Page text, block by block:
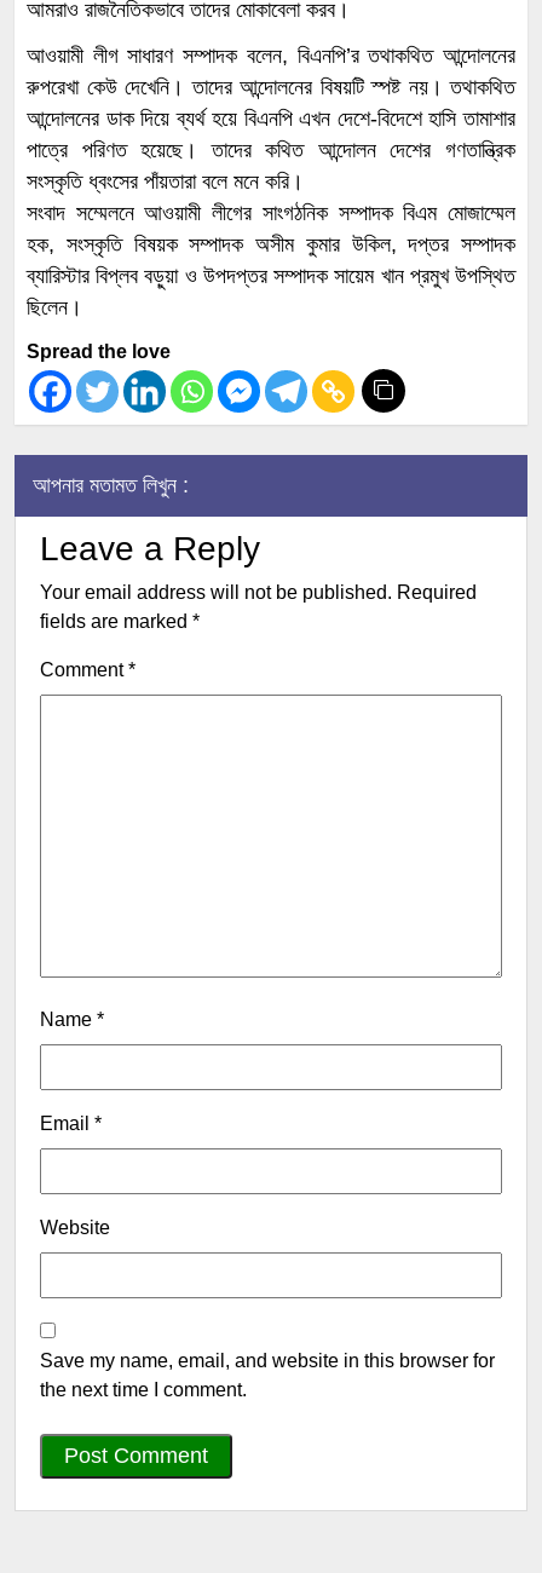
কোন গ্রুপ বা কোম্পানির অর্থ বা কোন স্পন্সরের অর্থদ্বারা
পরিচালিত নয়।
আমরাও রাজনৈতিকভাবে তাদের মোকাবেলা করব।
আওয়ামী লীগ সাধারণ সম্পাদক বলেন, বিএনপি’র তথাকথিত আন্দোলনের
রুপরেখা কেউ দেখেনি। তাদের আন্দোলনের বিষয়টি স্পষ্ট নয়। তথাকথিত
আন্দোলনের ডাক দিয়ে ব্যর্থ হয়ে বিএনপি এখন দেশে-বিদেশে হাসি তামাশার
পাত্রে পরিণত হয়েছে। তাদের কথিত আন্দোলন দেশের গণতান্ত্রিক
সংস্কৃতি ধ্বংসের পাঁয়তারা বলে মনে করি।
সংবাদ সম্মেলনে আওয়ামী লীগের সাংগঠনিক সম্পাদক বিএম মোজাম্মেল
হক, সংস্কৃতি বিষয়ক সম্পাদক অসীম কুমার উকিল, দপ্তর সম্পাদক
ব্যারিস্টার বিপ্লব বড়ুয়া ও উপদপ্তর সম্পাদক সায়েম খান প্রমুখ উপস্থিত
ছিলেন।
Spread the love
আপনার মতামত লিখুন :
Leave a Reply
Your email address will not be published. Required
fields are marked *
Comment*
Name *
Email *
Website
Save my name, email, and website in this browser for
the next time I comment.